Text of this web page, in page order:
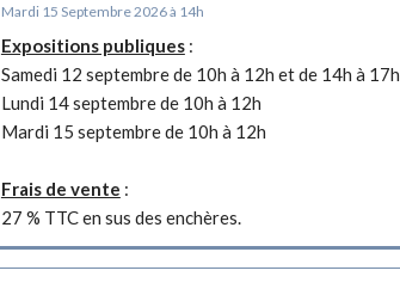
Mardi 15 Septembre 2026 à 14h
Expositions publiques:
Samedi 12 septembre de 10h à 12h et de 14h à 17h
Lundi 14 septembre de 10h à 12h
Mardi 15 septembre de 10h à 12h
Frais de vente :
27 % TTC en sus des enchères.